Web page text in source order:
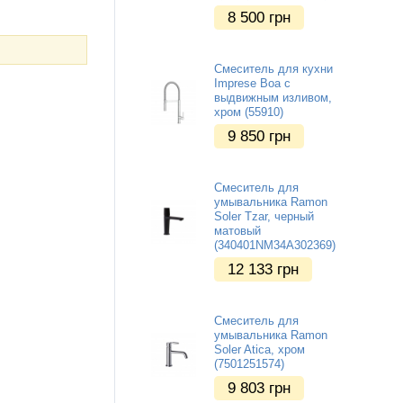
8 500 грн
Смеситель для кухни
Imprese Boa с
выдвижным изливом,
хром (55910)
9 850 грн
Смеситель для
умывальника Ramon
Soler Tzar, черный
матовый
(340401NM34A302369)
12 133 грн
Смеситель для
умывальника Ramon
Soler Atica, хром
(7501251574)
9 803 грн